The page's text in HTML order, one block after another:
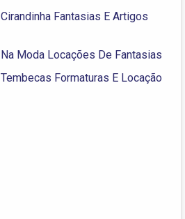
Cirandinha Fantasias E Artigos
Na Moda Locações De Fantasias
Tembecas Formaturas E Locação